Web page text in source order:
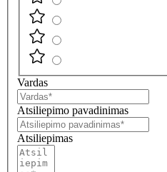
Vardas
Atsiliepimo pavadinimas
Atsiliepimas